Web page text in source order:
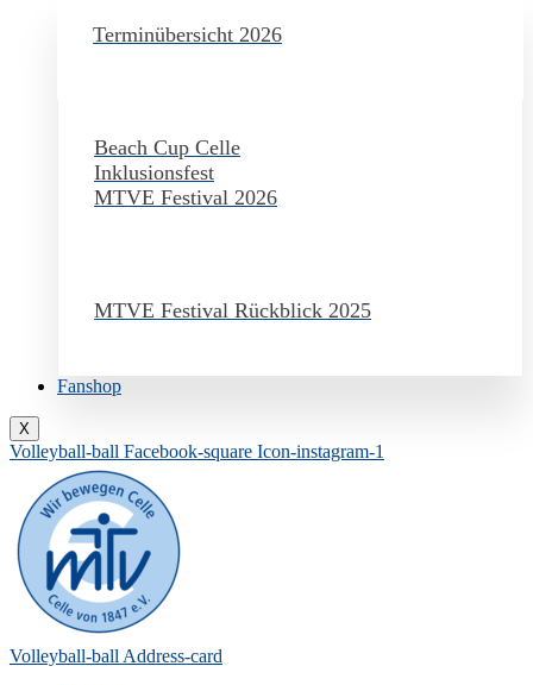
Terminübersicht 2026
Beach Cup Celle
Inklusionsfest
MTVE Festival 2026
MTVE Festival Rückblick 2025
Fanshop
X
Volleyball-ball Facebook-square Icon-instagram-1
Volleyball-ball Address-card